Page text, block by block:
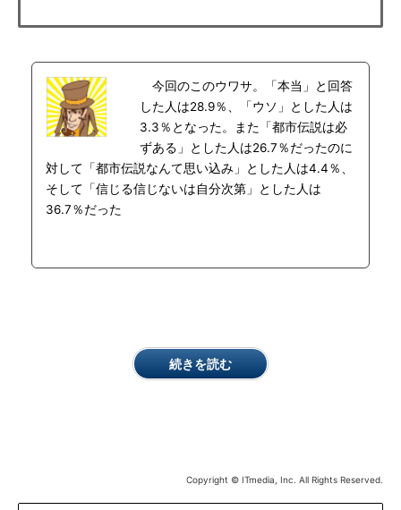
今回のこのウワサ。「本当」と回答
した人は28.9％、「ウソ」とした人は
3.3％となった。また「都市伝説は必
ずある」とした人は26.7％だったのに
対して「都市伝説なんて思い込み」とした人は4.4％、
そして「信じる信じないは自分次第」とした人は
36.7％だった
続きを読む
Copyright © ITmedia, Inc. All Rights Reserved.